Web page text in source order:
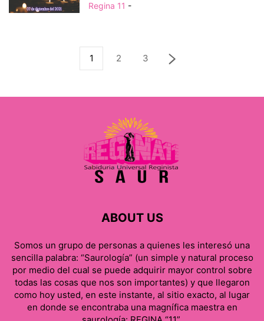
Regina 11 -
1 2 3
ABOUT US
Somos un grupo de personas a quienes les interesó una
sencilla palabra: “Saurología” (un simple y natural proceso
por medio del cual se puede adquirir mayor control sobre
todas las cosas que nos son importantes) y que llegaron
como hoy usted, en este instante, al sitio exacto, al lugar
en donde se encontraba una magnífica maestra en